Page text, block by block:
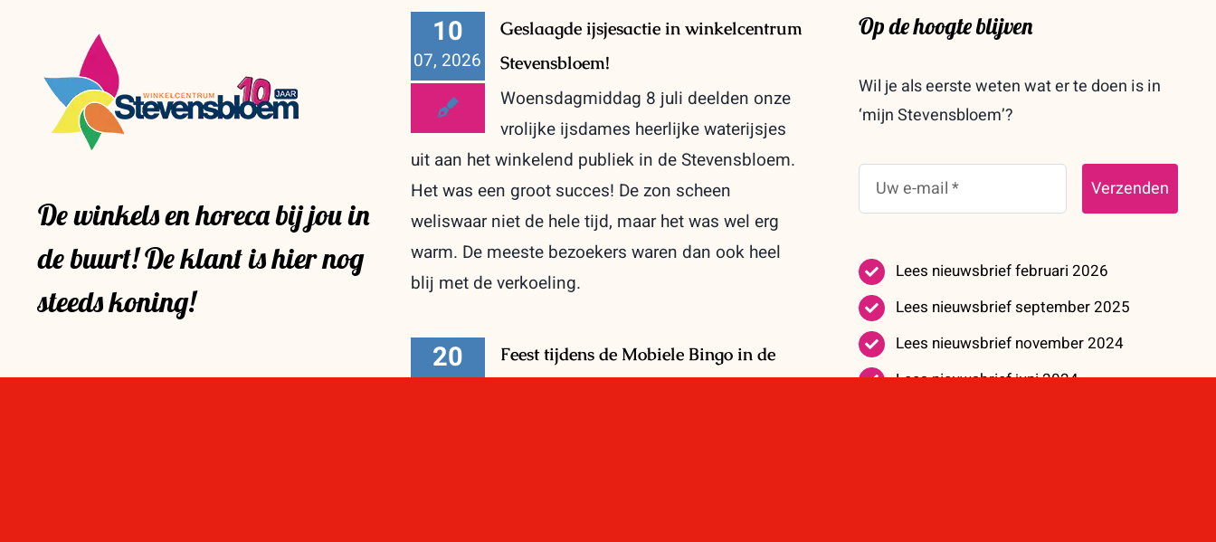
De winkels en horeca bij jou in
de buurt! De klant is hier nog
steeds koning!
10
07, 2026
Geslaagde ijsjesactie in winkelcentrum
Stevensbloem!
Woensdagmiddag 8 juli deelden onze
vrolijke ijsdames heerlijke waterijsjes
uit aan het winkelend publiek in de Stevensbloem.
Het was een groot succes! De zon scheen
weliswaar niet de hele tijd, maar het was wel erg
warm. De meeste bezoekers waren dan ook heel
blij met de verkoeling.
20
Feest tijdens de Mobiele Bingo in de
Op de hoogte blijven
Wil je als eerste weten wat er te doen is in
‘mijn Stevensbloem’?
Verzenden
Lees nieuwsbrief februari 2026
Lees nieuwsbrief september 2025
Lees nieuwsbrief november 2024
Lees nieuwsbrief juni 2024